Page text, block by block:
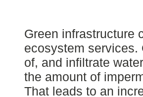
Green infrastructure
ecosystem services.
of, and infiltrate
the amount of
That leads to an